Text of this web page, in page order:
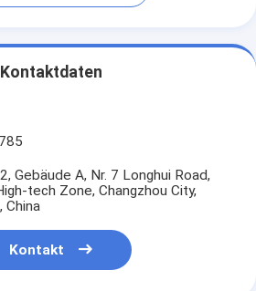
Kontaktdaten
Gebäude A, Nr. 7 Longhui Road,
tech Zone, Changzhou City,
China
Kontakt